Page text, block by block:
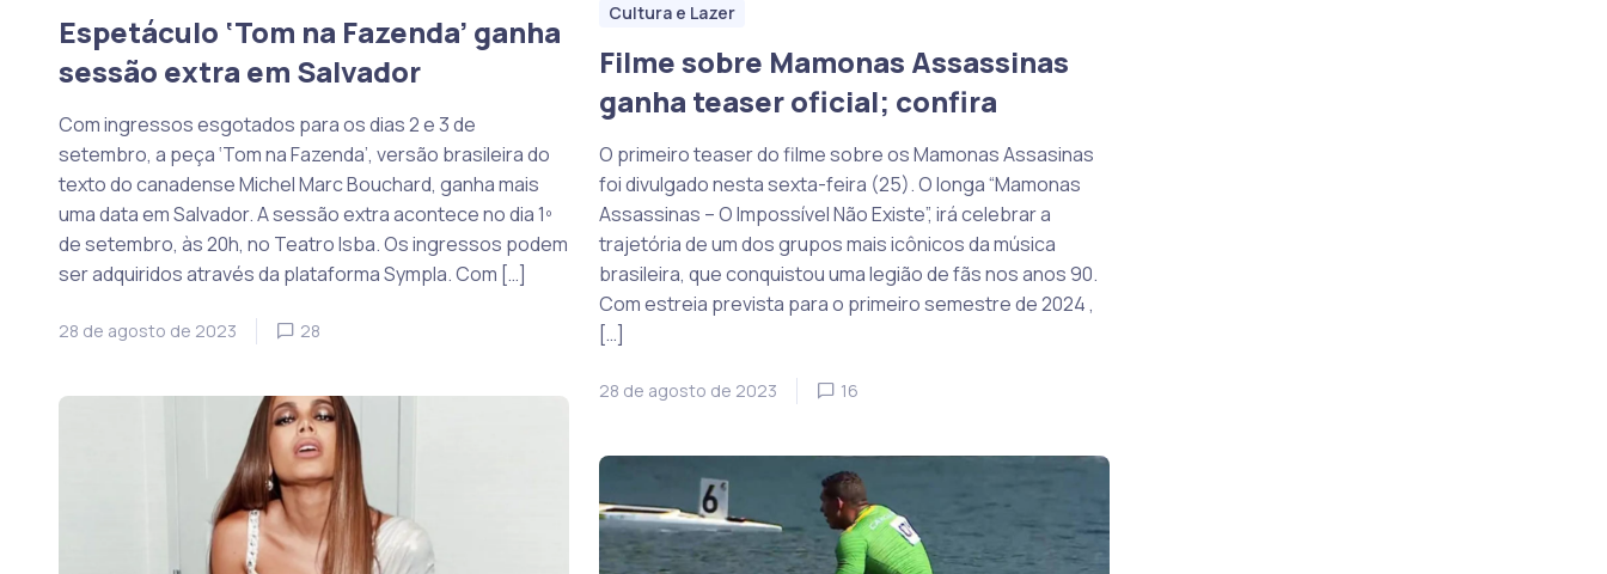
Espetáculo ‘Tom na Fazenda’ ganha
sessão extra em Salvador
Com ingressos esgotados para os dias 2 e 3 de
setembro, a peça ‘Tom na Fazenda’, versão brasileira do
texto do canadense Michel Marc Bouchard, ganha mais
uma data em Salvador. A sessão extra acontece no dia 1º
de setembro, às 20h, no Teatro Isba. Os ingressos podem
ser adquiridos através da plataforma Sympla. Com […]
28 de agosto de 2023 28
Cultura e Lazer
Filme sobre Mamonas Assassinas
ganha teaser oficial; confira
O primeiro teaser do filme sobre os Mamonas Assasinas
foi divulgado nesta sexta-feira (25). O longa “Mamonas
Assassinas – O Impossível Não Existe”, irá celebrar a
trajetória de um dos grupos mais icônicos da música
brasileira, que conquistou uma legião de fãs nos anos 90.
Com estreia prevista para o primeiro semestre de 2024 ,
[…]
28 de agosto de 2023 16